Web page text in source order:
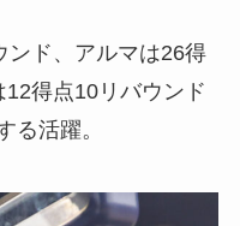
ンド、アルマは26得
得点10リバウンド
る活躍。